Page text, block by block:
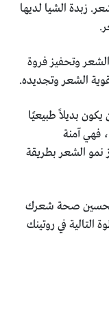
زبدة الشيا لديها
وتحفيز فروة
الشعر وتجديده.
بديلاً طبيعيًا
فهي آمنة
الشعر بطريقة
صحة شعرك
في روتينك